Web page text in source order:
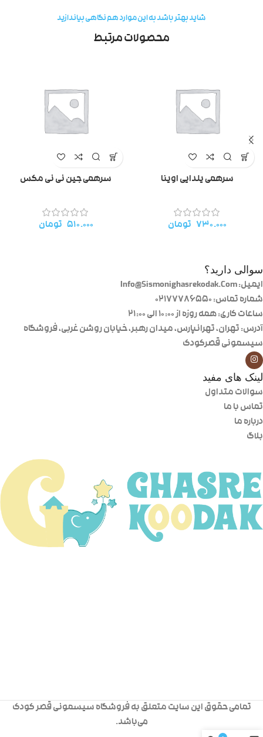
شاید بهتر باشد به این موارد هم نگاهی بیاندازید
محصولات مرتبط
سرهمی یلدایی اوینا
۷۳۰.۰۰۰ تومان
سرهمی جین نی نی مکس
۵۱۰.۰۰۰ تومان
سوالی دارید؟
ایمیل: Info@Sismonighasrekodak.Com
شماره تماس: 02177786550
ساعات کاری: همه روزه از ۱۰:۰۰ الی ۲۱:۰۰
آدرس: تهران، تهرانپارس، میدان رهبر، خیابان روشن غربی، فروشگاه
سیسمونی قصرکودک
لینک های مفید
سوالات متداول
تماس با ما
درباره ما
بلاگ
تمامی حقوق این سایت متعلق به فروشگاه سیسمونی قصر کودک
می‌باشد.